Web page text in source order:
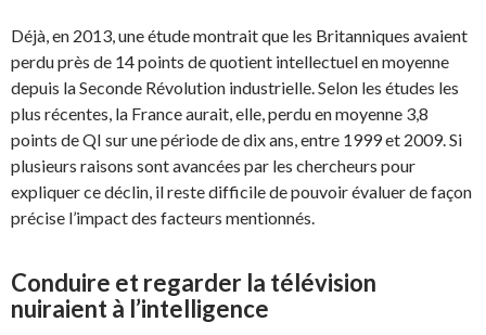
Déjà, en 2013, une étude montrait que les Britanniques avaient
perdu près de 14 points de quotient intellectuel en moyenne
depuis la Seconde Révolution industrielle. Selon les études les
plus récentes, la France aurait, elle, perdu en moyenne 3,8
points de QI sur une période de dix ans, entre 1999 et 2009. Si
plusieurs raisons sont avancées par les chercheurs pour
expliquer ce déclin, il reste difficile de pouvoir évaluer de façon
précise l’impact des facteurs mentionnés.
Conduire et regarder la télévision
nuiraient à l’intelligence